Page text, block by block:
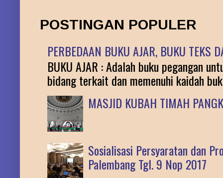
POSTINGAN POPULER
PERBEDAAN BUKU AJAR, BUKU TEKS
BUKU AJAR : Adalah buku pegangan
bidang terkait dan memenuhi kaidah
MASJID KUBAH TIMAH
Sosialisasi Persyaratan dan
Palembang Tgl. 9 Nop 2017